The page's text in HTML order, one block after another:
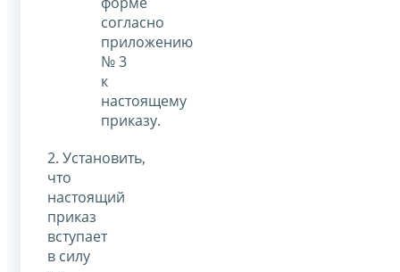
согласно
приложению
№ 3
к
настоящему
приказу.
2. Установить,
что
настоящий
приказ
вступает
в силу